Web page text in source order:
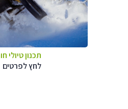
תכנון טיולי
לחץ לפרטים